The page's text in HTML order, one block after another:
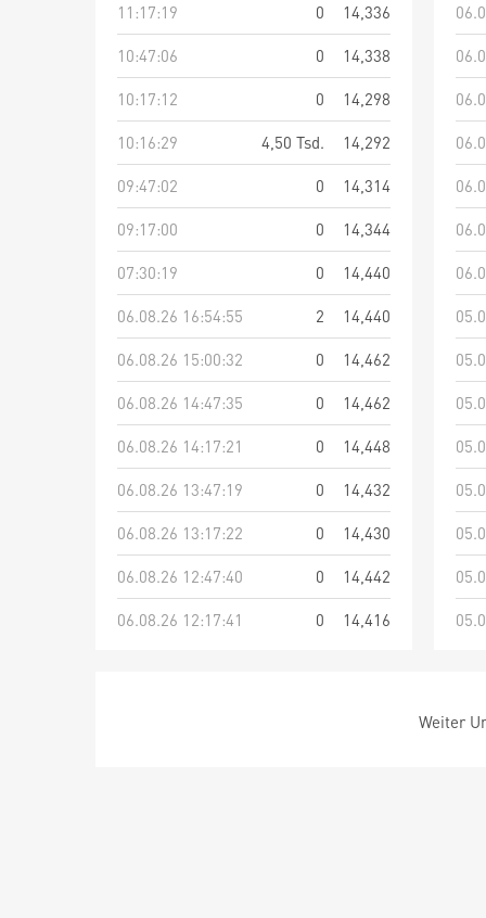
11:17:19
0
14,336
10:47:06
0
14,338
10:17:12
0
14,298
10:16:29
4,50 Tsd.
14,292
09:47:02
0
14,314
09:17:00
0
14,344
07:30:19
0
14,440
06.08.26 16:54:55
2
14,440
06.08.26 15:00:32
0
14,462
06.08.26 14:47:35
0
14,462
06.08.26 14:17:21
0
14,448
06.08.26 13:47:19
0
14,432
06.08.26 13:17:22
0
14,430
06.08.26 12:47:40
0
14,442
06.08.26 12:17:41
0 14,416
Weiter